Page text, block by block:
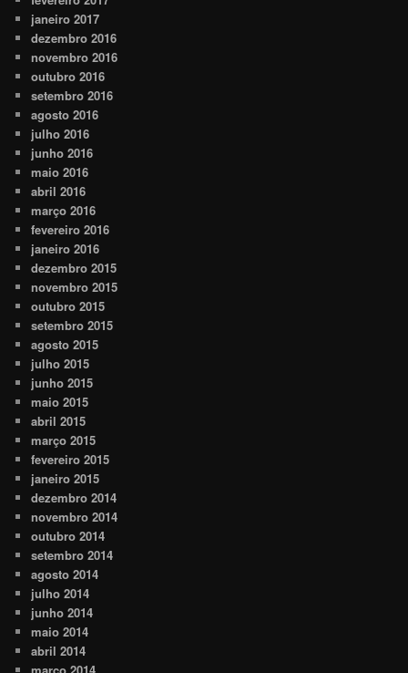
janeiro 2017
dezembro 2016
novembro 2016
outubro 2016
setembro 2016
agosto 2016
julho 2016
junho 2016
maio 2016
abril 2016
março 2016
fevereiro 2016
janeiro 2016
dezembro 2015
novembro 2015
outubro 2015
setembro 2015
agosto 2015
julho 2015
junho 2015
maio 2015
abril 2015
março 2015
fevereiro 2015
janeiro 2015
dezembro 2014
novembro 2014
outubro 2014
setembro 2014
agosto 2014
julho 2014
junho 2014
maio 2014
abril 2014